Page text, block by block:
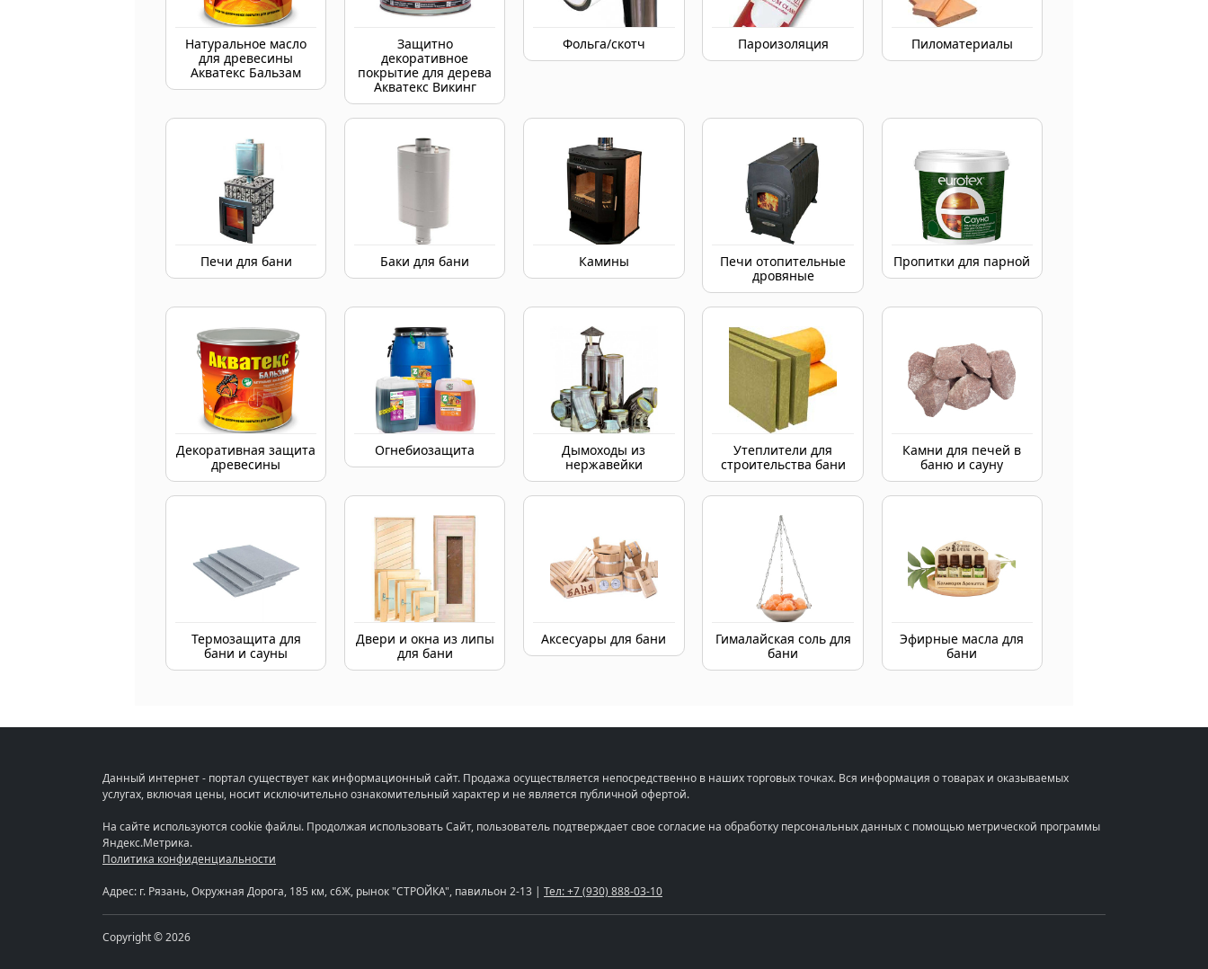
Натуральное масло
для древесины
Акватекс Бальзам
Защитно
декоративное
покрытие для дерева
Акватекс Викинг
Фольга/скотч Пароизоляция Пиломатериалы
Печи для бани Баки для бани Камины
Печи отопительные
дровяные
Пропитки для парной
Декоративная защита
древесины
Огнебиозащита
Дымоходы из
нержавейки
Утеплители для
строительства бани
Камни для печей в
баню и сауну
Термозащита для
бани и сауны
Двери и окна из липы
для бани
Аксесуары для бани
Гималайская соль для
бани
Эфирные масла для
бани
Данный интернет - портал существует как информационный сайт. Продажа осуществляется непосредственно в наших торговых точках. Вся информация о товарах и оказываемых
услугах, включая цены, носит исключительно ознакомительный характер и не является публичной офертой.
На сайте используются cookie файлы. Продолжая использовать Сайт, пользователь подтверждает свое согласие на обработку персональных данных с помощью метрической программы
Яндекс.Метрика.
Политика конфиденциальности
Адрес: г. Рязань, Окружная Дорога, 185 км, с6Ж, рынок "СТРОЙКА", павильон 2-13 | Тел: +7 (930) 888-03-10
Copyright © 2026